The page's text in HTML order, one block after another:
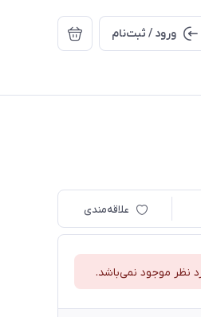
ورود / ثبت‌نام
علاقه‌مندی
نظر موجود نمی‌باشد.